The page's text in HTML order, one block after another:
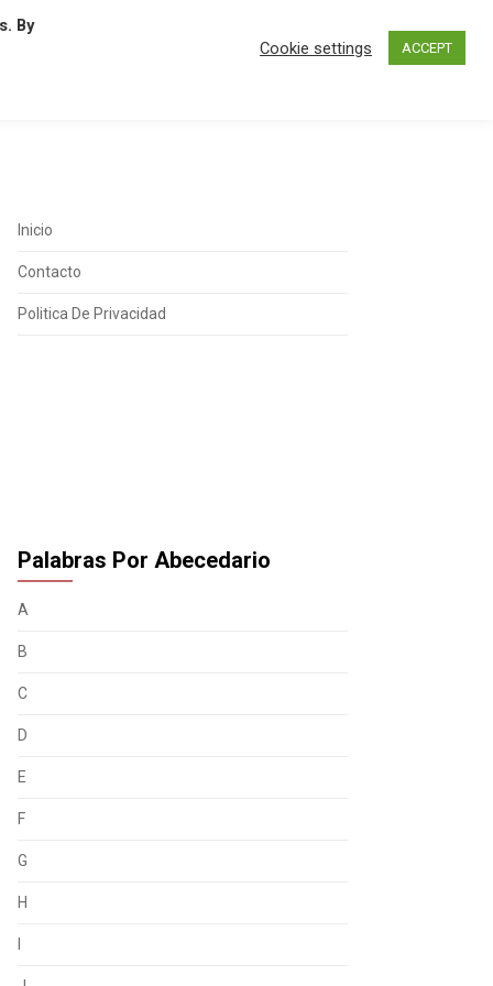
N
Inicio
Contacto
Politica De Privacidad
Palabras Por Abecedario
A
B
C
D
E
F
G
H
By
Cookie settings ACCEPT